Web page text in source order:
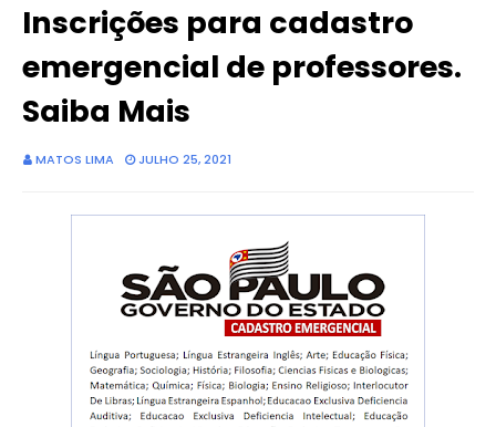
Inscrições para cadastro
emergencial de professores.
Saiba Mais
MATOS LIMA JULHO 25, 2021